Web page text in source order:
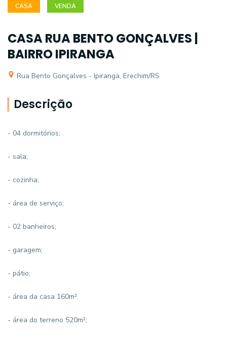
CASA VENDA
CASA RUA BENTO GONÇALVES |
BAIRRO IPIRANGA
Rua Bento Gonçalves - Ipiranga, Erechim/RS
Descrição
- 04 dormitórios;
- sala;
- cozinha;
- área de serviço;
- 02 banheiros;
- garagem;
- pátio;
- área da casa 160m²
- área do terreno 520m²;